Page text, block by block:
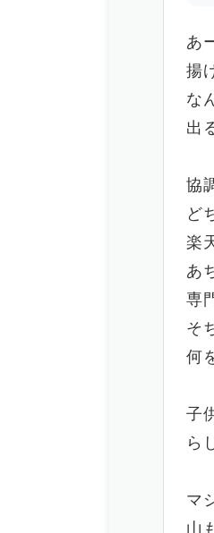
あ
揚
な
出
協
ど
楽
あ
専
そ
何
子
ら
マ